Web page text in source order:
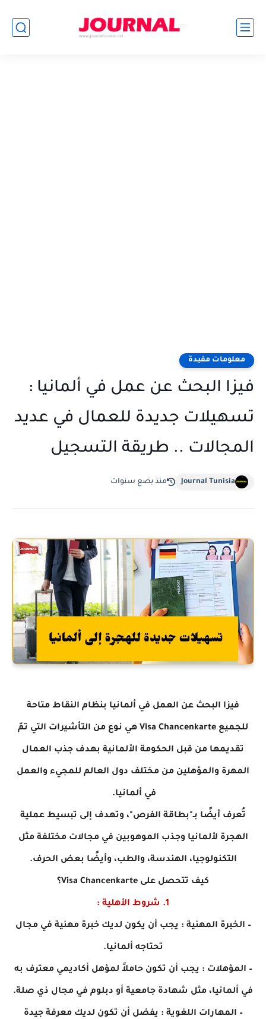
معلومات مفيدة
فيزا البحث عن عمل في ألمانيا :
تسهيلات جديدة للعمال في عديد
المجالات .. طريقة التسجيل
Journal Tunisia منذ بضع سنوات
فيزا البحث عن العمل في ألمانيا بنظام النقاط متاحة
للجميع Visa Chancenkarte هي نوع من التأشيرات التي تمّ
تقديمها من قبل الحكومة الألمانية بهدف جذب العمال
المهرة والمؤهلين من مختلف دول العالم للمجيء والعمل
في ألمانيا.
تُعرف أيضًا بـ"بطاقة الفرص"، وتهدف إلى تبسيط عملية
الهجرة لألمانيا وجذب الموهوبين في مجالات مختلفة مثل
التكنولوجيا، الهندسة، والطب، وأيضًا بعض الحرف.
كيف تتحصل على Visa Chancenkarte؟
1. شروط الأهلية :
– الخبرة المهنية : يجب أن يكون لديك خبرة مهنية في مجال
تحتاجه ألمانيا.
– المؤهلات : يجب أن تكون حاملاً لمؤهل أكاديمي معترف به
في ألمانيا، مثل شهادة جامعية أو دبلوم في مجال ذي صلة.
– المهارات اللغوية : يفضل أن تكون لديك معرفة جيدة